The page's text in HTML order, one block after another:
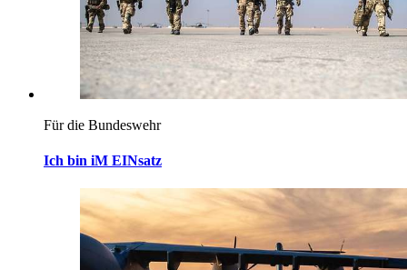
Für die Bundeswehr
Ich bin iM EINsatz